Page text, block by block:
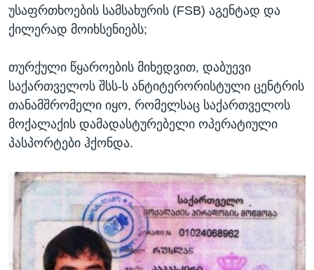
უსაფრთხოების სამსახურის (FSB) აგენტად და
ქილერად მოიხსენიებს;
თურქული წყაროების მიხედვით, დაბუევი
საქართველოს შსს-ს ანტიტერორისტული ცენტრის
თანამშრომელი იყო, რომელსაც საქართველოს
მოქალაქის დამადასტურებელი ოპერატიული
პასპორტები ჰქონდა.